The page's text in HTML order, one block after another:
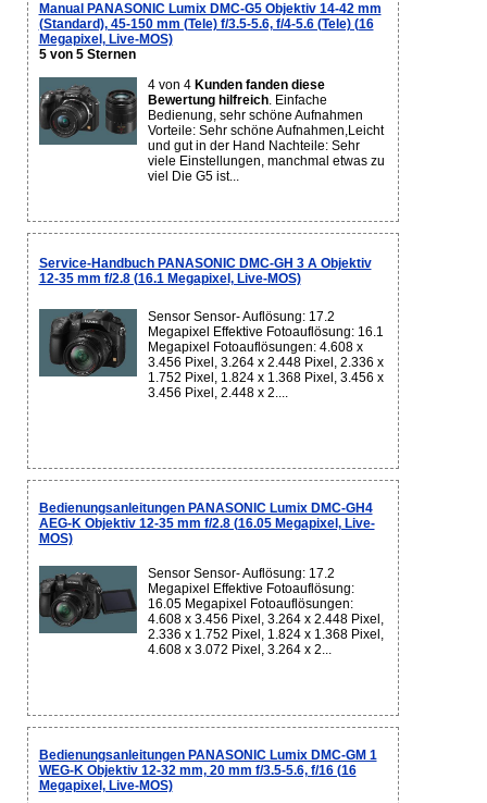
Manual PANASONIC Lumix DMC-G5 Objektiv 14-42 mm
(Standard), 45-150 mm (Tele) f/3.5-5.6, f/4-5.6 (Tele) (16
Megapixel, Live-MOS)
5 von 5 Sternen
4 von 4 Kunden fanden diese
Bewertung hilfreich. Einfache
Bedienung, sehr schöne Aufnahmen
Vorteile: Sehr schöne Aufnahmen,Leicht
und gut in der Hand Nachteile: Sehr
viele Einstellungen, manchmal etwas zu
viel Die G5 ist...
Service-Handbuch PANASONIC DMC-GH 3 A Objektiv
12-35 mm f/2.8 (16.1 Megapixel, Live-MOS)
Sensor Sensor- Auflösung: 17.2
Megapixel Effektive Fotoauflösung: 16.1
Megapixel Fotoauflösungen: 4.608 x
3.456 Pixel, 3.264 x 2.448 Pixel, 2.336 x
1.752 Pixel, 1.824 x 1.368 Pixel, 3.456 x
3.456 Pixel, 2.448 x 2....
Bedienungsanleitungen PANASONIC Lumix DMC-GH4
AEG-K Objektiv 12-35 mm f/2.8 (16.05 Megapixel, Live-
MOS)
Sensor Sensor- Auflösung: 17.2
Megapixel Effektive Fotoauflösung:
16.05 Megapixel Fotoauflösungen:
4.608 x 3.456 Pixel, 3.264 x 2.448 Pixel,
2.336 x 1.752 Pixel, 1.824 x 1.368 Pixel,
4.608 x 3.072 Pixel, 3.264 x 2...
Bedienungsanleitungen PANASONIC Lumix DMC-GM 1
WEG-K Objektiv 12-32 mm, 20 mm f/3.5-5.6, f/16 (16
Megapixel, Live-MOS)